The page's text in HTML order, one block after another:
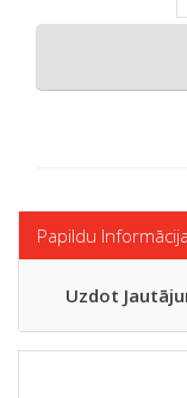
Papildu Informācija
Uzdot